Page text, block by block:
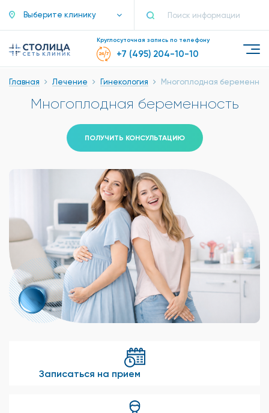
Выберите клинику
Круглосуточная запись по телефону
+7 (495) 204-10-10
Главная Лечение Гинекология Многоплодная
Многоплодная беременность
ПОЛУЧИТЬ КОНСУЛЬТАЦИЮ
Записаться на прием